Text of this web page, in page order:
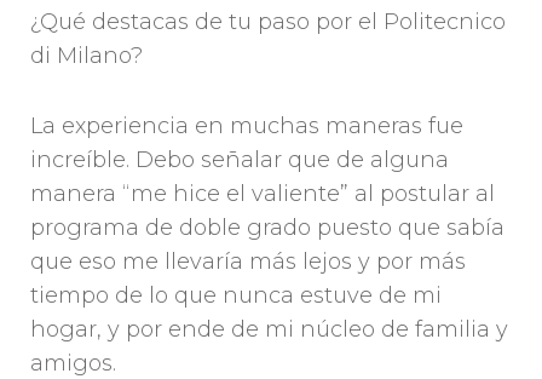
¿Qué destacas de tu paso por el Politecnico
di Milano?
La experiencia en muchas maneras fue
increíble. Debo señalar que de alguna
manera “me hice el valiente” al postular al
programa de doble grado puesto que sabía
que eso me llevaría más lejos y por más
tiempo de lo que nunca estuve de mi
hogar, y por ende de mi núcleo de familia y
amigos.